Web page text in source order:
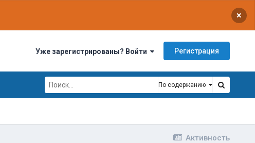
×
Уже зарегистрированы? Войти Регистрация
По содержанию
Активность